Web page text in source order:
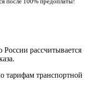
России рассчитывается
тарифам транспортной